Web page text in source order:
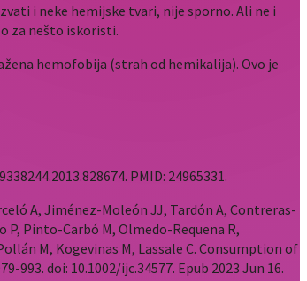
i neke hemijske tvari, nije sporno. Ali ne i
za nešto iskoristi.
hemofobija (strah od hemikalija). Ovo je
PMID: 24965331.
A, Jiménez-Moleón JJ, Tardón A, Contreras-
P, Pinto-Carbó M, Olmedo-Requena R,
M, Kogevinas M, Lassale C. Consumption of
doi: 10.1002/ijc.34577. Epub 2023 Jun 16.